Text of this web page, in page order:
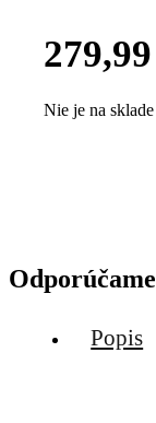
279,99
Nie je na sklade
Odporúčame
Popis